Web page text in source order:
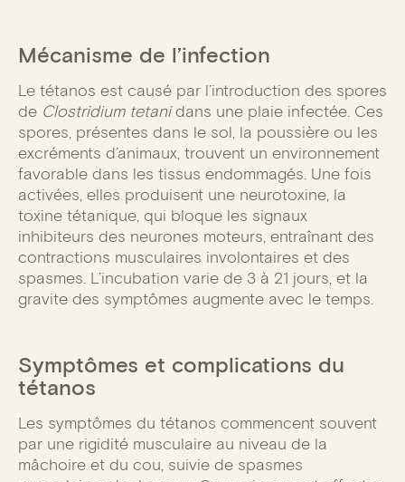
Mécanisme de l’infection
Le tétanos est causé par l’introduction des spores
de Clostridium tetanidans une plaie infectée. Ces
spores, présentes dans le sol, la poussière ou les
excréments d’animaux, trouvent un environnement
favorable dans les tissus endommagés. Une fois
activées, elles produisent une neurotoxine, la
toxine tétanique, qui bloque les signaux
inhibiteurs des neurones moteurs, entraînant des
contractions musculaires involontaires et des
spasmes. L’incubation varie de 3 à 21 jours, et la
gravite des symptômes augmente avec le temps.
Symptômes et complications du
tétanos
Les symptômes du tétanos commencent souvent
par une rigidité musculaire au niveau de la
mâchoire et du cou, suivie de spasmes